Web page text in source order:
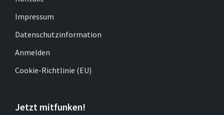
Impressum
Datenschutzinformation
Anmelden
Cookie-Richtlinie (EU)
Jetzt mitfunken!